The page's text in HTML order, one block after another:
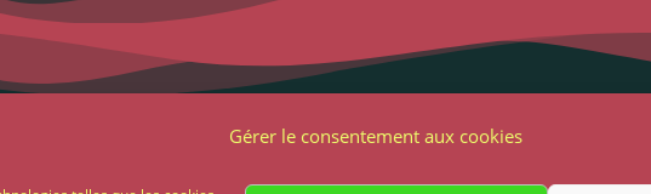
Gérer le consentement aux cookies